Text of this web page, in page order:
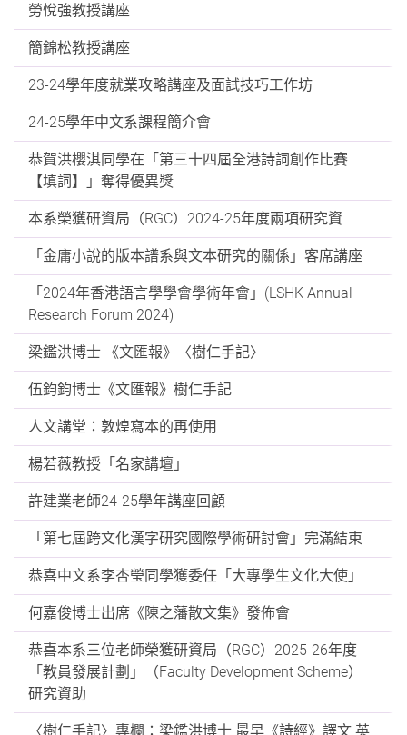
勞悅強教授講座
簡錦松教授講座
23-24學年度就業攻略講座及面試技巧工作坊
24-25學年中文系課程簡介會
恭賀洪櫻淇同學在「第三十四屆全港詩詞創作比賽
【填詞】」奪得優異獎
本系榮獲研資局（RGC）2024-25年度兩項研究資
「金庸小說的版本譜系與文本研究的關係」客席講座
「2024年香港語言學學會學術年會」(LSHK Annual
Research Forum 2024)
梁鑑洪博士 《文匯報》〈樹仁手記〉
伍鈞鈞博士《文匯報》樹仁手記
人文講堂：敦煌寫本的再使用
楊若薇教授「名家講壇」
許建業老師24-25學年講座回顧
「第七屆跨文化漢字研究國際學術研討會」完滿結束
恭喜中文系李杏瑩同學獲委任「大專學生文化大使」
何嘉俊博士出席《陳之藩散文集》發佈會
恭喜本系三位老師榮獲研資局（RGC）2025-26年度
「教員發展計劃」（Faculty Development Scheme）
研究資助
〈樹仁手記〉專欄：梁鑑洪博士 最早《詩經》譯文 英